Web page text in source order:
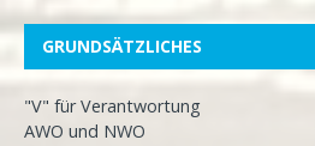
GRUNDSÄTZLICHES
"V" für Verantwortung
AWO und NWO